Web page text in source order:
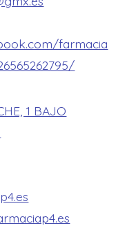
farmacia
1 BAJO